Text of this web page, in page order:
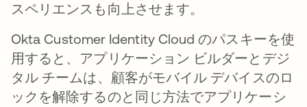
スペリエンスも向上させます。
Okta Customer Identity Cloud のパスキーを使
用すると、アプリケーション ビルダーとデジ
タル チームは、顧客がモバイル デバイスのロ
ックを解除するのと同じ方法でアプリケーシ